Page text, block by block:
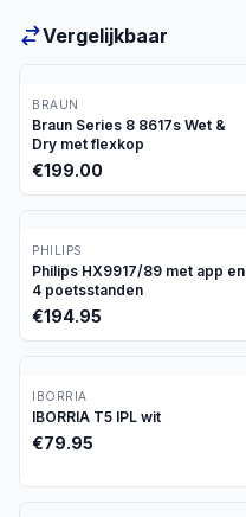
Vergelijkbaar
BRAUN
Braun Series 8 8617s Wet &
Dry met flexkop
€199.00
PHILIPS
Philips HX9917/89 met app en
4 poetsstanden
€194.95
IBORRIA
IBORRIA T5 IPL wit
€79.95